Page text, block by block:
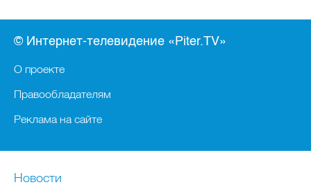
© Интернет-телевидение «Piter.TV»
О проекте
Правообладателям
Реклама на сайте
Новости